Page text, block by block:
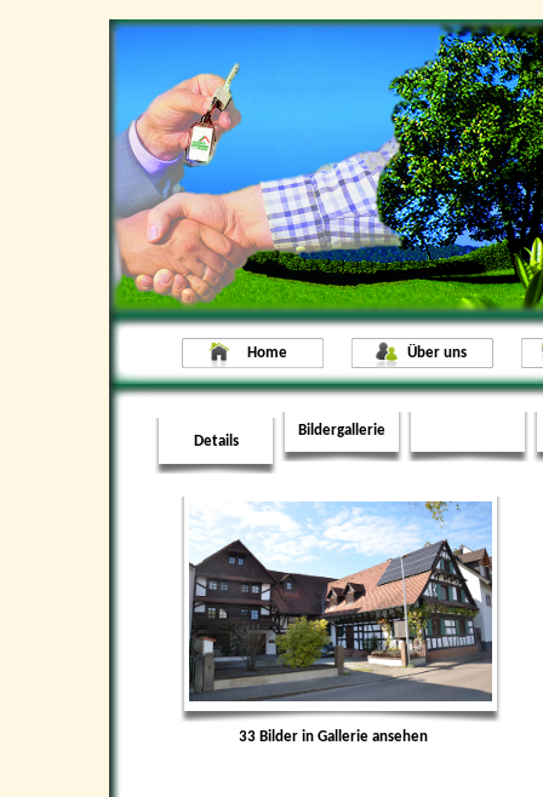
Home Über uns
Details
Bildergallerie
33 Bilder in Gallerie ansehen